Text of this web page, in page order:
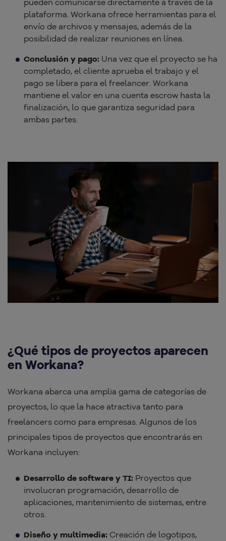
pueden comunicarse directamente a través de la
plataforma. Workana ofrece herramientas para el
envío de archivos y mensajes, además de la
posibilidad de realizar reuniones en línea.
Conclusión y pago: Una vez que el proyecto se ha
completado, el cliente aprueba el trabajo y el
pago se libera para el freelancer. Workana
mantiene el valor en una cuenta escrow hasta la
finalización, lo que garantiza seguridad para
ambas partes.
¿Qué tipos de proyectos aparecen
en Workana?
Workana abarca una amplia gama de categorías de
proyectos, lo que la hace atractiva tanto para
freelancers como para empresas. Algunos de los
principales tipos de proyectos que encontrarás en
Workana incluyen:
Desarrollo de software y TI: Proyectos que
involucran programación, desarrollo de
aplicaciones, mantenimiento de sistemas, entre
otros.
Diseño y multimedia: Creación de logotipos,